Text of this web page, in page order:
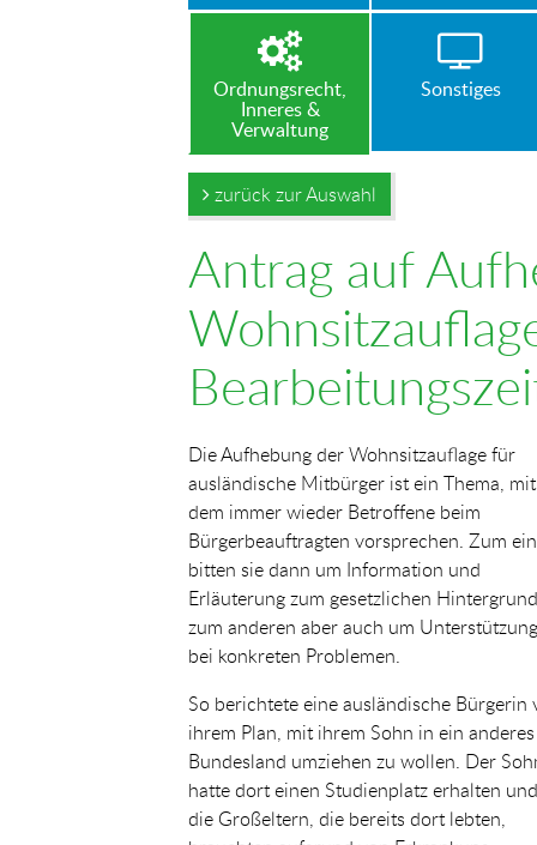
Ordnungsrecht,
Inneres &
Verwaltung
Sonstiges
zurück zur Auswahl
Antrag auf
Die Aufhebung der Wohnsitzauflage für
ausländische Mitbürger ist ein Thema, mit
dem immer wieder Betroffene beim
Bürgerbeauftragten vorsprechen. Zum
bitten sie dann um Information und
Erläuterung zum gesetzlichen
zum anderen aber auch um Unterstützung
bei konkreten Problemen.
So berichtete eine ausländische Bürgerin
ihrem Plan, mit ihrem Sohn in ein anderes
Bundesland umziehen zu wollen. Der
hatte dort einen Studienplatz erhalten und
die Großeltern, die bereits dort lebten,